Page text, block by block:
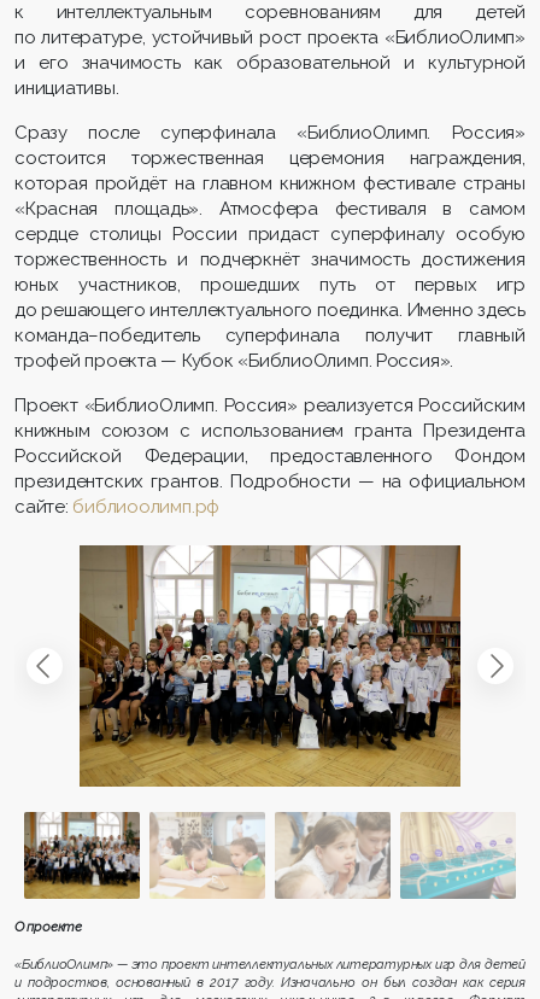
к интеллектуальным соревнованиям для детей
по литературе, устойчивый рост проекта «БиблиоОлимп»
и его значимость как обра­зовательной и культурной
инициативы.
Сразу после суперфинала «БиблиоОлимп. Россия»
состоится торжественная церемония награждения,
которая пройдёт на главном книжном фестивале страны
«Красная площадь». Атмосфера фестиваля в самом
сердце столицы России придаст суперфиналу особую
торжественность и подчеркнёт значимость достижения
юных участников, прошедших путь от первых игр
до решающего интеллектуального поединка. Именно здесь
команда–победитель суперфинала получит главный
трофей проекта — Кубок «БиблиоОлимп. Россия».
Проект «БиблиоОлимп. Россия» реализуется Российским
книжным союзом с исполь­зованием гранта Президента
Российской Феде­рации, предоставленного Фондом
президентских грантов. Подробности — на официальном
сайте: библиоолимп.рф
О проекте
«БиблиоОлимп» — это проект интеллектуальных литературных игр для детей
и подростков, основанный в 2017 году. Изначально он был создан как серия